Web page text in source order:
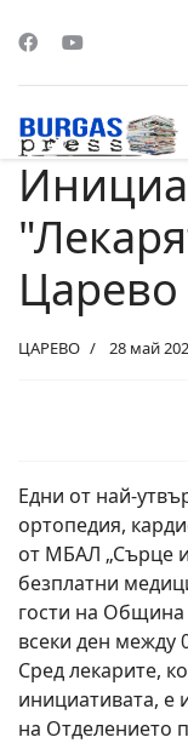
Царево
ЦАРЕВО 28 май
Едни от най-
ортопедия,
от МБАЛ „Сърце
безплатни
гости на
всеки ден между
Сред лекарите,
инициативата, е
на Отделението